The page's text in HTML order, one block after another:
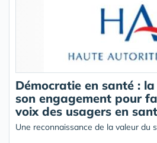
Démocratie en santé :
son engagement pour
voix des usagers en
Une reconnaissance de la valeur du